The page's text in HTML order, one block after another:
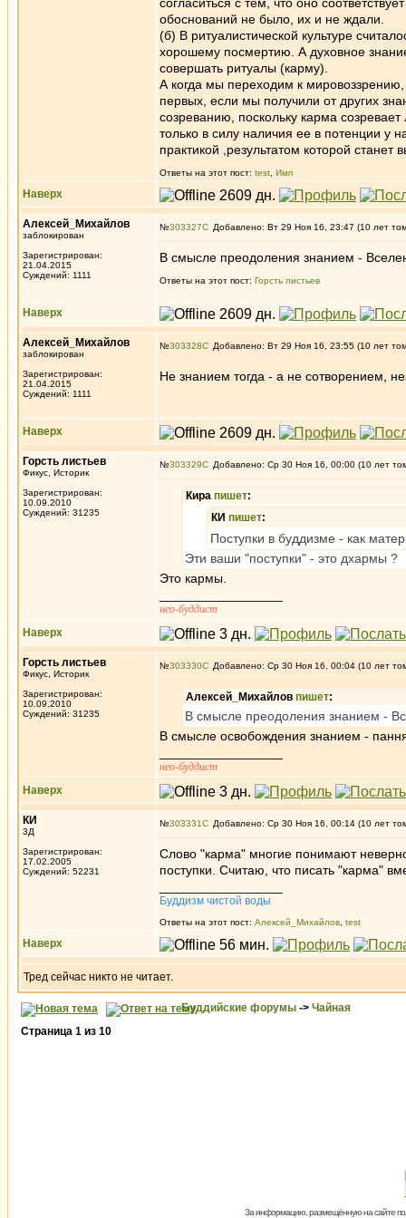
обоснований не было, их и не ждали.
(б) В ритуалистической культуре
хорошему посмертию. А духовное
совершать ритуалы (карму).
А когда мы переходим к
первых, если мы получили от других
созреванию, поскольку карма
только в силу наличия ее в потенции у
практикой ,результатом которой
Ответы на этот пост: test Имп
Наверх
Алексей_Михайлов
заблокирован
Зарегистрирован:
21.04.2015
Суждений: 1111
№303327 Добавлено: Вт 29 Ноя 16, 23:47 (10 лет
В смысле преодоления знанием -
Ответы на этот пост: Горсть листьев
Наверх
Алексей_Михайлов
заблокирован
Зарегистрирован:
21.04.2015
Суждений: 1111
№303328 Добавлено: Вт 29 Ноя 16, 23:55 (10 лет
Не знанием тогда - а не сотворением,
Наверх
Горсть листьев
Фикус, Историк
Зарегистрирован:
10.09.2010
Суждений: 31235
№303329 Добавлено: Ср 30 Ноя 16, 00:00 (10 лет
Кира пишет:
КИ пишет:
Поступки в буддизме - как
Эти ваши "поступки" - это дхармы ?
Это кармы.
нео-буддист
Наверх
Горсть листьев
Фикус, Историк
Зарегистрирован:
10.09.2010
Суждений: 31235
№303330 Добавлено: Ср 30 Ноя 16, 00:04 (10 лет
Алексей_Михайлов пишет:
В смысле преодоления знанием -
В смысле освобождения знанием -
нео-буддист
Наверх
КИ
3Д
Зарегистрирован:
17.02.2005
Суждений: 52231
№303331 Добавлено: Ср 30 Ноя 16, 00:14 (10 лет
Слово "карма" многие понимают
поступки. Считаю, что писать "карма"
Буддизм чистой воды
Ответы на этот пост: Алексей_Михайлов test
Наверх
Тред сейчас никто не читает.
Буддийские форумы -> Чайная
Страница 1 из 10
За информацию, размещённую на сайте